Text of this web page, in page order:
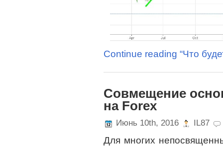
Continue reading “Что
Совмещение
на Forex
Июнь 10th, 2016 IL87
Для многих